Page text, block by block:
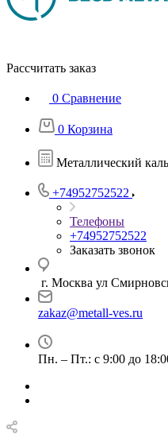
Рассчитать заказ
0 Сравнение
0 Корзина
Металлический
+74952752522
Телефоны
+74952752522
Заказать звонок
г. Москва ул
zakaz@metall-ves.ru
Пн. – Пт.: с 9:00 до